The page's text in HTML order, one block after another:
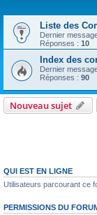
Liste des
Dernier
Réponses : 10
Index des
Dernier
Réponses : 90
Nouveau sujet
QUI EST EN LIGNE
Utilisateurs parcourant ce
PERMISSIONS DU